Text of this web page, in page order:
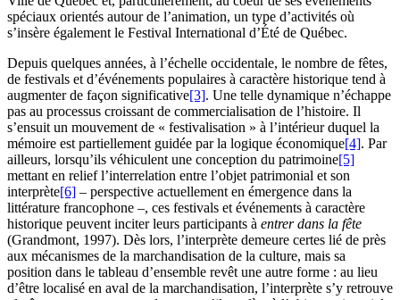
spéciaux orientés autour de l’animation, un type d’activités où
s’insère également le Festival International d’Été de Québec.
Depuis quelques années, à l’échelle occidentale, le nombre de fêtes,
de festivals et d’événements populaires à caractère historique tend à
augmenter de façon significative[3]. Une telle dynamique n’échappe
pas au processus croissant de commercialisation de l’histoire. Il
s’ensuit un mouvement de « festivalisation » à l’intérieur duquel la
mémoire est partiellement guidée par la logique économique[4]. Par
ailleurs, lorsqu’ils véhiculent une conception du patrimoine[5]
mettant en relief l’interrelation entre l’objet patrimonial et son
interprète[6] – perspective actuellement en émergence dans la
littérature francophone –, ces festivals et événements à caractère
historique peuvent inciter leurs participants à entrer dans la fête
(Grandmont, 1997). Dès lors, l’interprète demeure certes lié de près
aux mécanismes de la marchandisation de la culture, mais sa
position dans le tableau d’ensemble revêt une autre forme : au lieu
d’être localisé en aval de la marchandisation, l’interprète s’y retrouve